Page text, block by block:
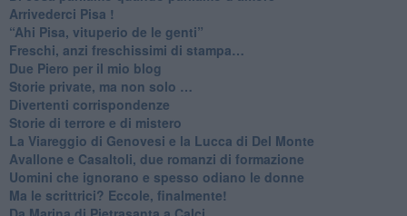
Arrivederci Pisa !
​“Ahi Pisa, vituperio de le genti”
Freschi, anzi freschissimi di stampa…
​Due Piero per il mio blog
​Storie private, ma non solo …
Divertenti corrispondenze
Storie di terrore e di mistero
La Viareggio di Genovesi e la Lucca di Del Monte
Avallone e Casaltoli, due romanzi di formazione
​Uomini che ignorano e spesso odiano le donne
Ma le scrittrici? Eccole, finalmente!